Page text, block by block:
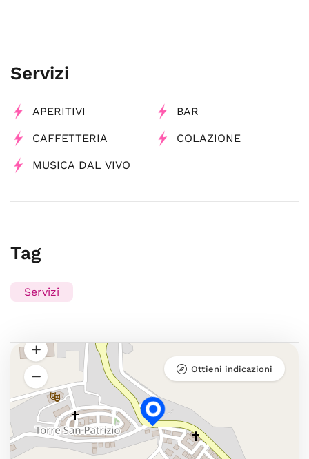
Servizi
APERITIVI BAR
CAFFETTERIA COLAZIONE
MUSICA DAL VIVO
Tag
Servizi
Ottieni indicazioni